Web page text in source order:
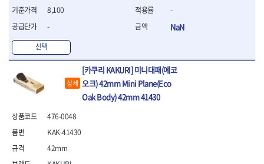
8,100
-
선택
-
NaN
상세
[카쿠리 KAKURI] 미니대패(에코
오크) 42mm Mini Plane(Eco
Oak Body) 42mm 41430
476-0048
KAK-41430
42mm